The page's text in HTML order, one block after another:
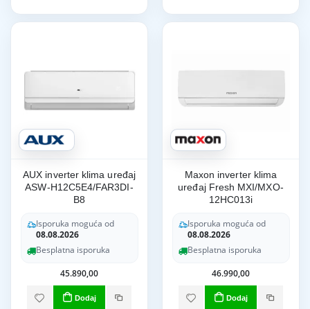
AUX inverter klima uređaj
ASW-H12C5E4/FAR3DI-
B8
Isporuka moguća od
08.08.2026
Besplatna isporuka
45.890,00
Dodaj
Maxon inverter klima
uređaj Fresh MXI/MXO-
12HC013i
Isporuka moguća od
08.08.2026
Besplatna isporuka
46.990,00
Dodaj